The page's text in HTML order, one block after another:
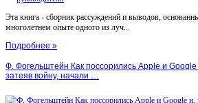
Эта книга - сборник рассуждений и выводов,
многолетнем опыте одного из луч...
Подробнее »
Ф. Фогельштейн Как поссорились Apple и Google
затеяв войну, начали …